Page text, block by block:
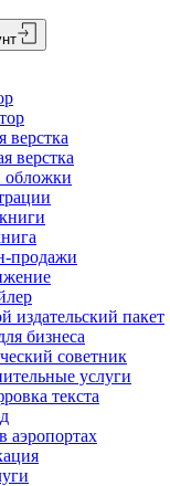
верстка
верстка
обложки
продажи
издательский пакет
бизнеса
советник
услуги
текста
аэропортах